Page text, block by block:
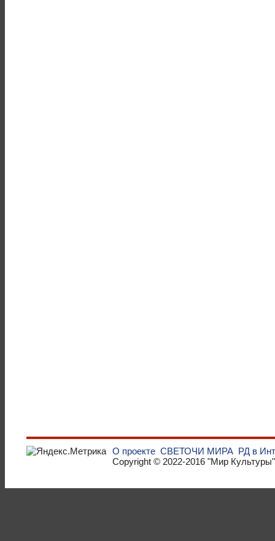
О проекте СВЕТОЧИ МИРА РД в
Copyright © 2022-2016 "Мир Культуры"